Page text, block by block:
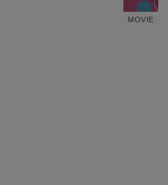
MOVIE